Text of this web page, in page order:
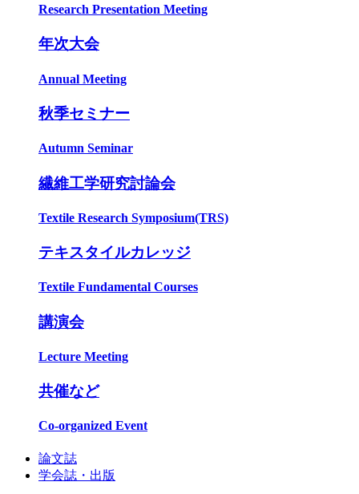
Research Presentation Meeting
年次大会
Annual Meeting
秋季セミナー
Autumn Seminar
繊維工学研究討論会
Textile Research Symposium(TRS)
テキスタイルカレッジ
Textile Fundamental Courses
講演会
Lecture Meeting
共催など
Co-organized Event
論文誌
学会誌・出版